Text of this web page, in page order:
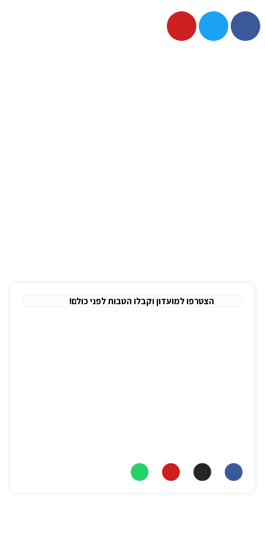
הצטרפו למועדון וקבלו הטבות לפני כולם!